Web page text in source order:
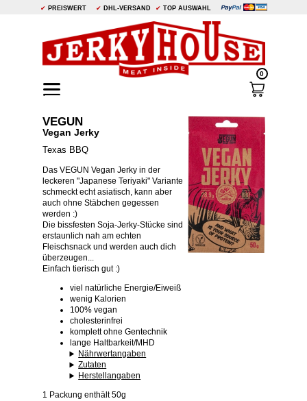
✔ PREISWERT ✔ DHL-VERSAND ✔ TOP AUSWAHL
0
VEGUN
Vegan Jerky
Texas BBQ
Das VEGUN Vegan Jerky in der
leckeren "Japanese Teriyaki" Variante
schmeckt echt asiatisch, kann aber
auch ohne Stäbchen gegessen
werden :)
Die bissfesten Soja-Jerky-Stücke sind
erstaunlich nah am echten
Fleischsnack und werden auch dich
überzeugen...
Einfach tierisch gut :)
viel natürliche Energie/Eiweiß
wenig Kalorien
100% vegan
cholesterinfrei
komplett ohne Gentechnik
lange Haltbarkeit/MHD
Nährwertangaben
Zutaten
Herstellangaben
1 Packung enthält 50g